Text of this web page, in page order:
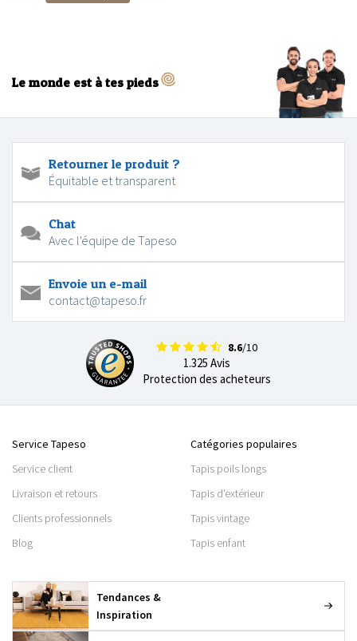
Le monde est à tes pieds
Retourner le produit ?
Équitable et transparent
Chat
Avec l'équipe de Tapeso
Envoie un e-mail
contact@tapeso.fr
8.6/10
1.325 Avis
Protection des acheteurs
Service Tapeso
Service client
Livraison et retours
Clients professionnels
Blog
Catégories populaires
Tapis poils longs
Tapis d’extérieur
Tapis vintage
Tapis enfant
Tendances &
Inspiration